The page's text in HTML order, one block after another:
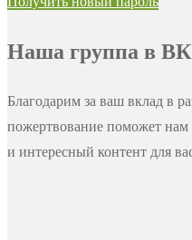
Наша группа в ВК
Благодарим за ваш вклад в
пожертвование поможет нам
и интересный контент для